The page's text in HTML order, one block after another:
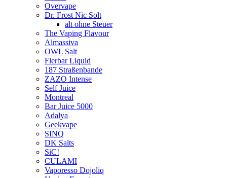
Overvape
Dr. Frost Nic Solt
alt ohne Steuer
The Vaping Flavour
Almassiva
OWL Salt
Flerbar Liquid
187 Straßenbande
ZAZO Intense
Self Juice
Montreal
Bar Juice 5000
Adalya
Geekvape
SINQ
DK Salts
SiC!
CULAMI
Vaporesso Dojoliq